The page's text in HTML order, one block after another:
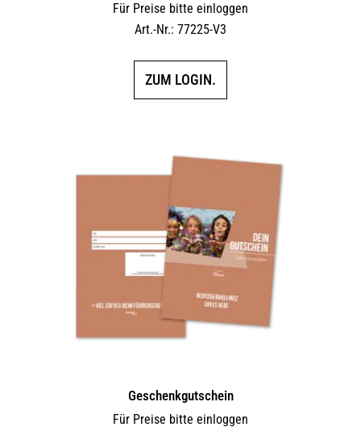
Für Preise bitte einloggen
Art.-Nr.: 77225-V3
ZUM LOGIN.
Geschenkgutschein
Für Preise bitte einloggen